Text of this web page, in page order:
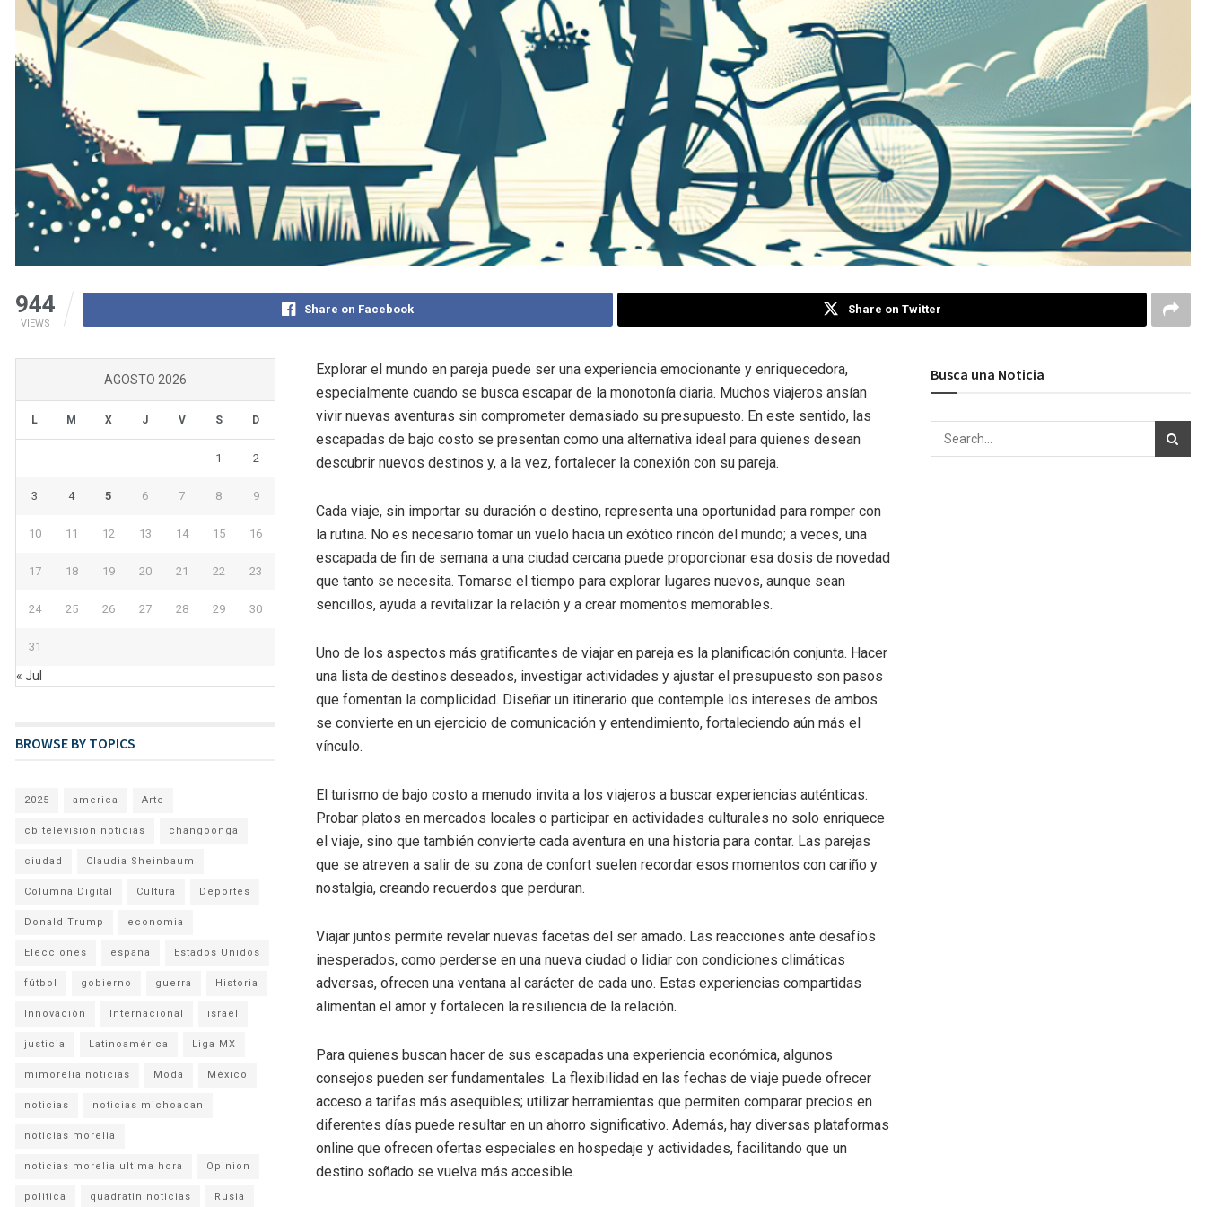
944
VIEWS
Share on Facebook Share on Twitter
Explorar el mundo en pareja puede ser una experiencia emocionante y enriquecedora,
especialmente cuando se busca escapar de la monotonía diaria. Muchos viajeros ansían
vivir nuevas aventuras sin comprometer demasiado su presupuesto. En este sentido, las
escapadas de bajo costo se presentan como una alternativa ideal para quienes desean
descubrir nuevos destinos y, a la vez, fortalecer la conexión con su pareja.
Cada viaje, sin importar su duración o destino, representa una oportunidad para romper con
la rutina. No es necesario tomar un vuelo hacia un exótico rincón del mundo; a veces, una
escapada de fin de semana a una ciudad cercana puede proporcionar esa dosis de novedad
que tanto se necesita. Tomarse el tiempo para explorar lugares nuevos, aunque sean
sencillos, ayuda a revitalizar la relación y a crear momentos memorables.
Uno de los aspectos más gratificantes de viajar en pareja es la planificación conjunta. Hacer
una lista de destinos deseados, investigar actividades y ajustar el presupuesto son pasos
que fomentan la complicidad. Diseñar un itinerario que contemple los intereses de ambos
se convierte en un ejercicio de comunicación y entendimiento, fortaleciendo aún más el
vínculo.
El turismo de bajo costo a menudo invita a los viajeros a buscar experiencias auténticas.
Probar platos en mercados locales o participar en actividades culturales no solo enriquece
el viaje, sino que también convierte cada aventura en una historia para contar. Las parejas
que se atreven a salir de su zona de confort suelen recordar esos momentos con cariño y
nostalgia, creando recuerdos que perduran.
Viajar juntos permite revelar nuevas facetas del ser amado. Las reacciones ante desafíos
inesperados, como perderse en una nueva ciudad o lidiar con condiciones climáticas
adversas, ofrecen una ventana al carácter de cada uno. Estas experiencias compartidas
alimentan el amor y fortalecen la resiliencia de la relación.
Para quienes buscan hacer de sus escapadas una experiencia económica, algunos
consejos pueden ser fundamentales. La flexibilidad en las fechas de viaje puede ofrecer
acceso a tarifas más asequibles; utilizar herramientas que permiten comparar precios en
diferentes días puede resultar en un ahorro significativo. Además, hay diversas plataformas
online que ofrecen ofertas especiales en hospedaje y actividades, facilitando que un
destino soñado se vuelva más accesible.
AGOSTO 2026
L M X J V S D
1 2
3 4 5 6 7 8 9
10 11 12 13 14 15 16
17 18 19 20 21 22 23
24 25 26 27 28 29 30
31
« Jul
BROWSE BY TOPICS
2025 america Arte
cb television noticias changoonga
ciudad Claudia Sheinbaum
Columna Digital Cultura Deportes
Donald Trump economia
Elecciones españa Estados Unidos
fútbol gobierno guerra Historia
Innovación Internacional israel
justicia Latinoamérica Liga MX
mimorelia noticias Moda México
noticias noticias michoacan
noticias morelia
noticias morelia ultima hora Opinion
politica quadratin noticias Rusia
Busca una Noticia